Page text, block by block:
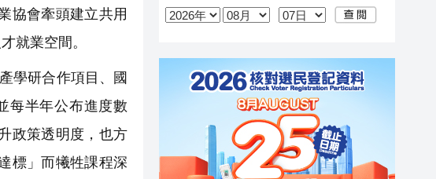
協會牽頭建立共用
就業空間。
學研合作項目、國
每半年公布進度數
政策透明度，也方
標」而犧牲課程深